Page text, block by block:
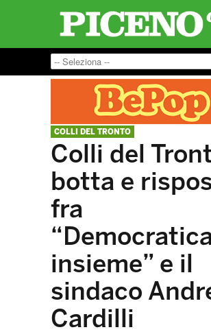
COLLI DEL TRONTO
Colli del
botta e
fra
insieme” e il
sindaco
Cardilli